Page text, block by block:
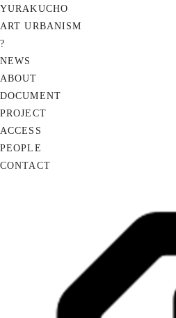
YURAKUCHO
ART URBANISM
?
NEWS
ABOUT
DOCUMENT
PROJECT
ACCESS
PEOPLE
CONTACT